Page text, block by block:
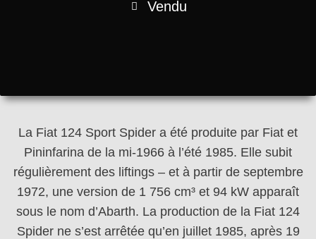
Vendu
La Fiat 124 Sport Spider a été produite par Fiat et
Pininfarina de la mi-1966 à l’été 1985. Elle subit
régulièrement des liftings – et à partir de septembre
1972, une version de 1 756 cm³ et 94 kW apparaît
sous le nom d’Abarth. La production de la Fiat 124
Spider ne s’est arrêtée qu’en juillet 1985, après 19